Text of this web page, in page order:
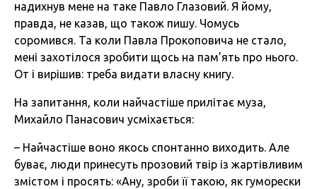
надихнув мене на таке Павло Глазовий. Я йому,
правда, не казав, що також пишу. Чомусь
соромився. Та коли Павла Прокоповича не стало,
мені захотілося зробити щось на пам’ять про нього.
От і вирішив: треба видати власну книгу.
На запитання, коли найчастіше прилітає муза,
Михайло Панасович усміхається:
– Найчастіше воно якось спонтанно виходить. Але
буває, люди принесуть прозовий твір із жартівливим
змістом і просять: «Ану, зроби її такою, як гуморески